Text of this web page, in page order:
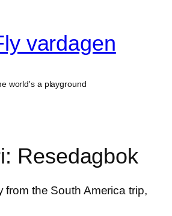
vardagen
world's a playground
Resedagbok
from the South America trip,